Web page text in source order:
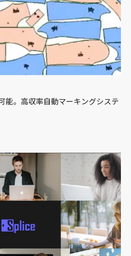
能。高収率自動マーキングシステ